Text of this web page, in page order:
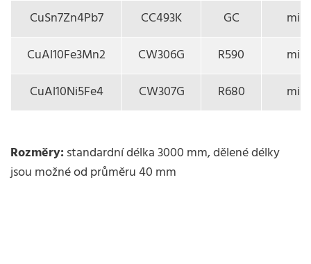
CuSn7Zn4Pb7 CC493K GC
CuAl10Fe3Mn2
CW306G R590
CuAl10Ni5Fe4
CW307G R680
Rozměry: standardní délka 3000 mm, dělené délky
jsou možné od průměru 40 mm